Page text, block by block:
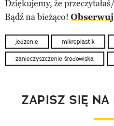
Dziękujemy, że
Bądź na bieżąco!
jedzenie mikroplastik
zanieczyszczenie środowiska
ZAPISZ SIĘ NA